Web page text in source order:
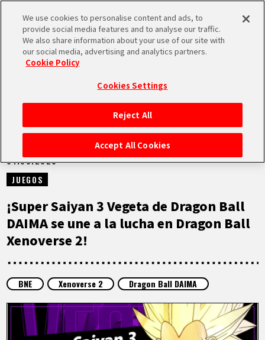
MEN
INICIO
NOTICIAS
LO MÁS DESTACADO
VÍDEOS
ARTÍCULOS
ACERCA DE
NOTICIAS
01.03.2025
JUEGOS
¡Super Saiyan 3 Vegeta de Dragon Ball
DAIMA se une a la lucha en Dragon Ball
Xenoverse 2!
BNE Xenoverse 2 Dragon Ball DAIMA
We use cookies to personalise content and ads, to
provide social media features and to analyse our traffic.
We also share information about your use of our site with
our social media, advertising and analytics partners.
Cookie Policy
Cookies Settings
Reject All
Accept All Cookies